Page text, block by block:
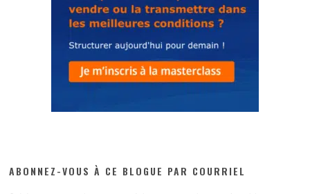
ABONNEZ-VOUS À CE BLOGUE PAR COURRIEL